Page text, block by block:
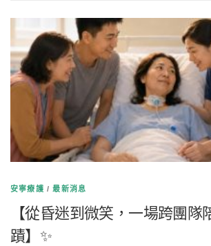
安寧療護 /最新消息
【從昏迷到微笑，一場跨團隊
蹟】✨